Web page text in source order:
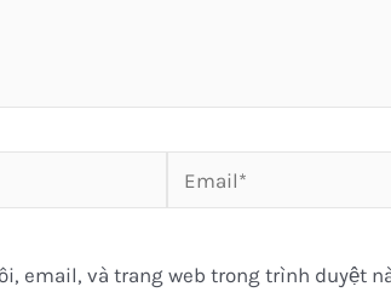
email, và trang web trong trình duyệt